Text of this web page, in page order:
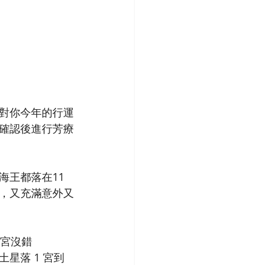
你今年的行運
認後進行芳療
王都落在11
又充滿意外又
沒錯
星落 1 宮到